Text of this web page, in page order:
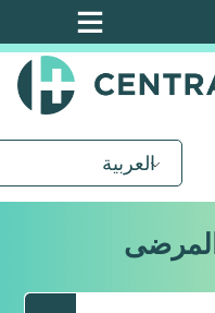
العربية